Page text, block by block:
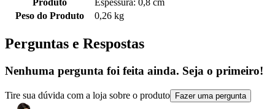
Produto
Espessura: 0,8 cm
Peso do Produto
0,26 kg
Perguntas e Respostas
Nenhuma pergunta foi feita ainda. Seja o primeiro!
Tire sua dúvida com a loja sobre o produto Fazer uma pergunta